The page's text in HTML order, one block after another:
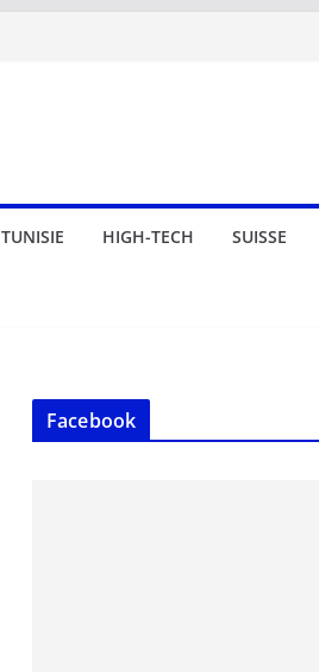
TUNISIE HIGH-TECH SUISSE
Facebook